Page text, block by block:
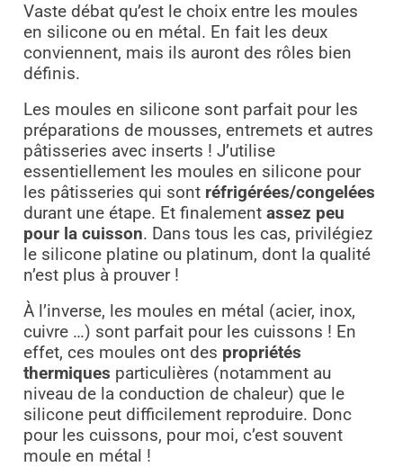
Vaste débat qu’est le choix entre les moules
en silicone ou en métal. En fait les deux
conviennent, mais ils auront des rôles bien
définis.
Les moules en silicone sont parfait pour les
préparations de mousses, entremets et autres
pâtisseries avec inserts ! J’utilise
essentiellement les moules en silicone pour
les pâtisseries qui sont réfrigérées/congelées
durant une étape. Et finalement assez peu
pour la cuisson. Dans tous les cas, privilégiez
le silicone platine ou platinum, dont la qualité
n’est plus à prouver !
À l’inverse, les moules en métal (acier, inox,
cuivre …) sont parfait pour les cuissons ! En
effet, ces moules ont des propriétés
thermiques particulières (notamment au
niveau de la conduction de chaleur) que le
silicone peut difficilement reproduire. Donc
pour les cuissons, pour moi, c’est souvent
moule en métal !